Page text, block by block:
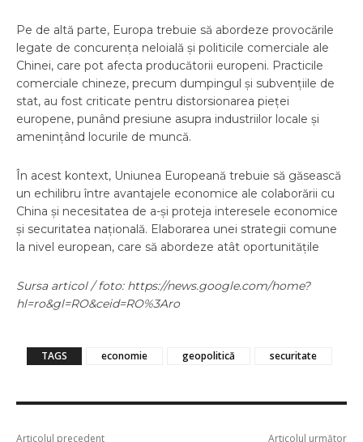
Pe de altă parte, Europa trebuie să abordeze provocările
legate de concurența neloială și politicile comerciale ale
Chinei, care pot afecta producătorii europeni. Practicile
comerciale chineze, precum dumpingul și subvențiile de
stat, au fost criticate pentru distorsionarea pieței
europene, punând presiune asupra industriilor locale și
amenințând locurile de muncă.
În acest kontext, Uniunea Europeană trebuie să găsească
un echilibru între avantajele economice ale colaborării cu
China și necesitatea de a-și proteja interesele economice
și securitatea națională. Elaborarea unei strategii comune
la nivel european, care să abordeze atât oportunitățile
Sursa articol / foto: https://news.google.com/home?
hl=ro&gl=RO&ceid=RO%3Aro
TAGS economie geopolitică securitate
Articolul precedent Articolul următor